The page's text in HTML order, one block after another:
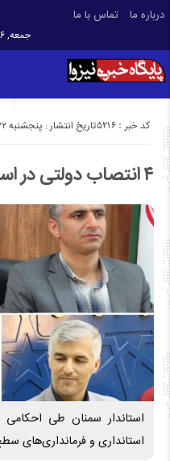
درباره ما تماس با ما
جمعه, ۱۶ مرداد , ۱۴۰۵
تاریخ انتشار : پنجشنبه ۲۲ آبان ۱۴۰۴ - ۱۱:۴۰ کد خبر : 5216
۴ انتصاب دولتی در استان سمنان
استاندار سمنان طی احکامی
استانداری و فرمانداری‌های